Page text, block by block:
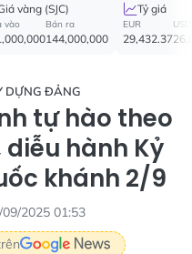
vàng (SJC)
vào Bán ra
144,000,000
Tỷ giá
EUR
29,432.37
USD
DỰNG ĐẢNG
tự hào theo
hành Kỷ
khánh 2/9
2025 01:53